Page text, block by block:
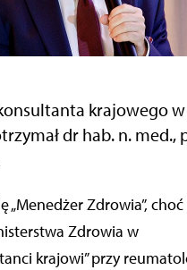
krajowego
dr hab. n. med.,
Zdrowia w
krajowi” przy